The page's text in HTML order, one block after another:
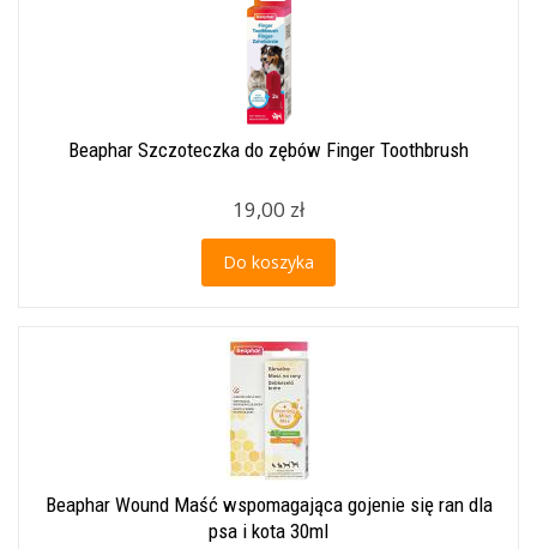
Beaphar Szczoteczka do zębów Finger Toothbrush
19,00 zł
Do koszyka
Beaphar Wound Maść wspomagająca gojenie się ran dla
psa i kota 30ml